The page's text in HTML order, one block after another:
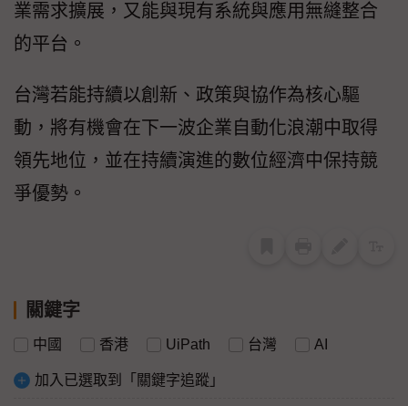
業需求擴展，又能與現有系統與應用無縫整合
的平台。
台灣若能持續以創新、政策與協作為核心驅
動，將有機會在下一波企業自動化浪潮中取得
領先地位，並在持續演進的數位經濟中保持競
爭優勢。
關鍵字
中國 香港 UiPath 台灣 AI
加入已選取到「關鍵字追蹤」